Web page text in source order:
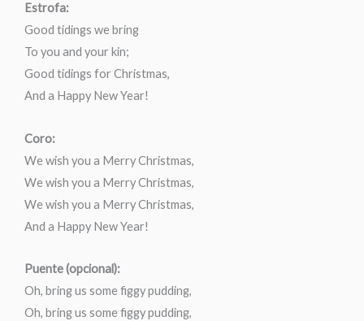
Estrofa:
Good tidings we bring
To you and your kin;
Good tidings for Christmas,
And a Happy New Year!
Coro:
We wish you a Merry Christmas,
We wish you a Merry Christmas,
We wish you a Merry Christmas,
And a Happy New Year!
Puente (opcional):
Oh, bring us some figgy pudding,
Oh, bring us some figgy pudding,